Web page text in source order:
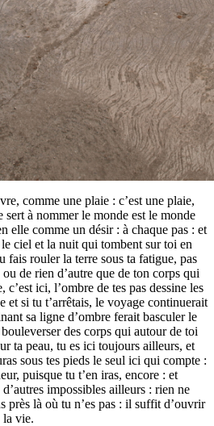
comme une plaie : c’est une plaie,
sert à nommer le monde est le monde
elle comme un désir : à chaque pas : et
ciel et la nuit qui tombent sur toi en
fais rouler la terre sous ta fatigue, pas
de rien d’autre que de ton corps qui
c’est ici, l’ombre de tes pas dessine les
et si tu t’arrêtais, le voyage continuerait
sa ligne d’ombre ferait basculer le
des corps qui autour de toi
ta peau, tu es ici toujours ailleurs, et
sous tes pieds le seul ici qui compte :
puisque tu t’en iras, encore : et
impossibles ailleurs : rien ne
près là où tu n’es pas : il suffit d’ouvrir
la vie.